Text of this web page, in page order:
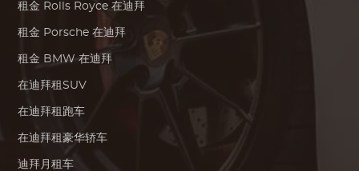
租金 Rolls Royce 在迪拜
租金 Porsche 在迪拜
租金 BMW 在迪拜
在迪拜租SUV
在迪拜租跑车
在迪拜租豪华轿车
迪拜月租车